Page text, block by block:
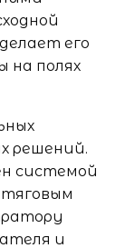
его
на полях
решений.
системой
и